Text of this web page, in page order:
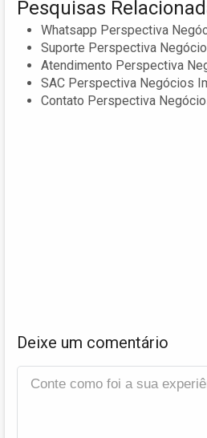
Pesquisas
Whatsapp Perspectiva
Suporte Perspectiva
Atendimento Perspectiva
SAC Perspectiva Negócios
Contato Perspectiva
Deixe um comentário